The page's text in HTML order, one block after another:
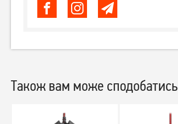
Також вам може сподобатись